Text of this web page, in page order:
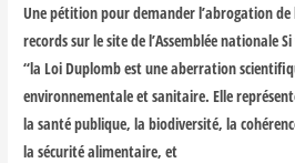
Une pétition pour demander l’abrogation
records sur le site de l’Assemblée nationale
“la Loi Duplomb est une aberration
environnementale et sanitaire. Elle
la santé publique, la biodiversité, la
la sécurité alimentaire, et
le
site
de
l’Assemblée
nationale